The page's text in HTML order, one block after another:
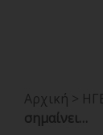
Αρχική >
σημαίνει…